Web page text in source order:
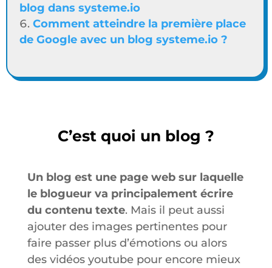
blog dans systeme.io
Comment atteindre la première place
de Google avec un blog systeme.io ?
C’est quoi un blog ?
Un blog est une page web sur laquelle
le blogueur va principalement écrire
du contenu texte. Mais il peut aussi
ajouter des images pertinentes pour
faire passer plus d’émotions ou alors
des vidéos youtube pour encore mieux